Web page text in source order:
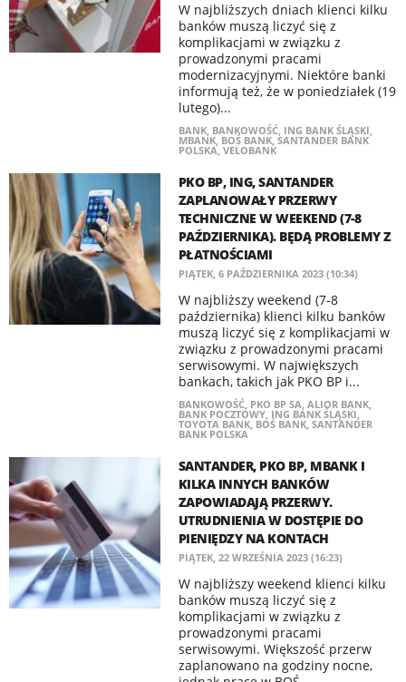
W najbliższych dniach klienci kilku
banków muszą liczyć się z
komplikacjami w związku z
prowadzonymi pracami
modernizacyjnymi. Niektóre banki
informują też, że w poniedziałek (19
lutego)...
BANK, BANKOWOŚĆ, ING BANK ŚLĄSKI,
MBANK, BOŚ BANK, SANTANDER BANK
POLSKA, VELOBANK
PKO BP, ING, SANTANDER
ZAPLANOWAŁY PRZERWY
TECHNICZNE W WEEKEND (7-8
PAŹDZIERNIKA). BĘDĄ PROBLEMY Z
PŁATNOŚCIAMI
PIĄTEK, 6 PAŹDZIERNIKA 2023 (10:34)
W najbliższy weekend (7-8
października) klienci kilku banków
muszą liczyć się z komplikacjami w
związku z prowadzonymi pracami
serwisowymi. W największych
bankach, takich jak PKO BP i...
BANKOWOŚĆ, PKO BP SA, ALIOR BANK,
BANK POCZTOWY, ING BANK ŚLĄSKI,
TOYOTA BANK, BOŚ BANK, SANTANDER
BANK POLSKA
SANTANDER, PKO BP, MBANK I
KILKA INNYCH BANKÓW
ZAPOWIADAJĄ PRZERWY.
UTRUDNIENIA W DOSTĘPIE DO
PIENIĘDZY NA KONTACH
PIĄTEK, 22 WRZEŚNIA 2023 (16:23)
W najbliższy weekend klienci kilku
banków muszą liczyć się z
komplikacjami w związku z
prowadzonymi pracami
serwisowymi. Większość przerw
zaplanowano na godziny nocne,